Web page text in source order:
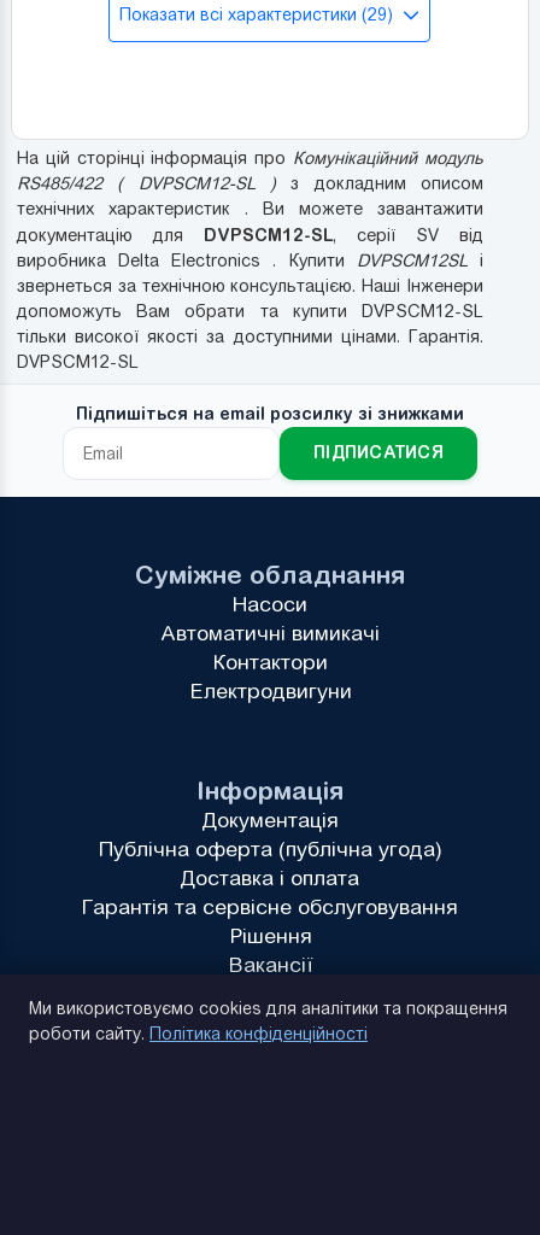
Показати всі характеристики (29)
На цій сторінці інформація про Комунікаційний модуль
RS485/422 ( DVPSCM12-SL )з докладним описом
технічних характеристик . Ви можете завантажити
документацію для DVPSCM12-SL, серії SV від
виробника Delta Electronics . Купити DVPSCM12SL
і
звернеться за технічною консультацією. Наші Інженери
допоможуть Вам обрати та купити DVPSCM12-SL
тільки високої якості за доступними цінами. Гарантія.
DVPSCM12-SL
Підпишіться на email розсилку зі знижками
ПІДПИСАТИСЯ
Інформація
Документація
Публічна оферта (публічна угода)
Доставка і оплата
Гарантія та сервісне обслуговування
Рішення
Вакансії
Суміжне обладнання
Насоси
Автоматичні вимикачі
Контактори
Електродвигуни
Ми використовуємо cookies для аналітики та покращення
роботи сайту. Політика конфіденційності